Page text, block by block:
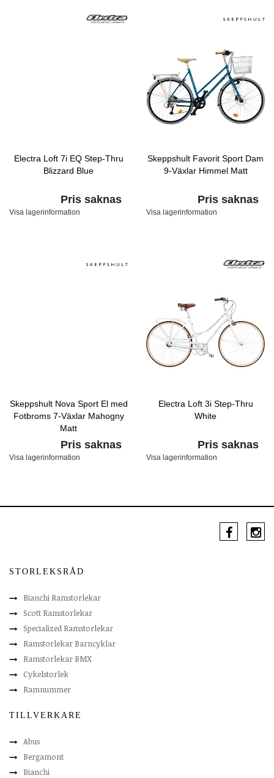
Electra Loft 7i EQ Step-Thru
Blizzard Blue
Pris saknas
Visa lagerinformation
Skeppshult Favorit Sport Dam
9-Växlar Himmel Matt
Pris saknas
Visa lagerinformation
Skeppshult Nova Sport El med
Fotbroms 7-Växlar Mahogny
Matt
Pris saknas
Visa lagerinformation
Electra Loft 3i Step-Thru
White
Pris saknas
Visa lagerinformation
STORLEKSRÅD
Bianchi Ramstorlekar
Scott Ramstorlekar
Specialized Ramstorlekar
Ramstorlekar Barncyklar
Ramstorlekar BMX
Cykelstorlek
Ramnummer
TILLVERKARE
Abus
Bergamont
Bianchi